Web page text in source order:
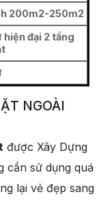
200m2-250m2
hiện đại 2 tầng
NGOÀI
được Xây Dựng
cần sử dụng quá
lại vẻ đẹp sang